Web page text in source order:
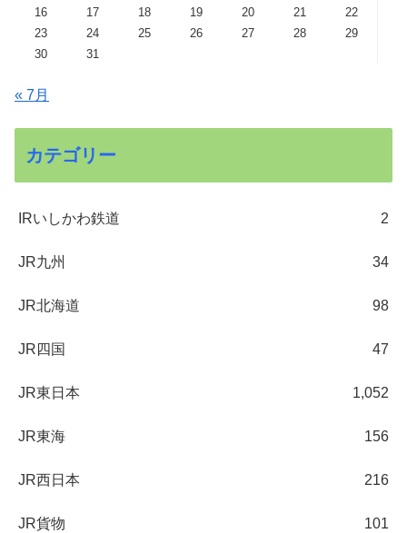
16
17 18 19 20 21
22
23
24 25 26 27 28
29
30
31
« 7月
カテゴリー
IRいしかわ鉄道 2
JR九州 34
JR北海道 98
JR四国 47
JR東日本 1,052
JR東海 156
JR西日本 216
JR貨物 101